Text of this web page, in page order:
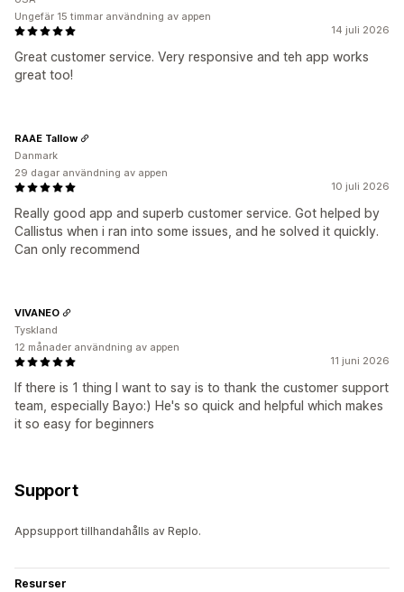
14 juli 2026
Great customer service. Very responsive and teh app works
great too!
Ungefär 15 timmar användning av appen
10 juli 2026
Really good app and superb customer service. Got helped by
Callistus when i ran into some issues, and he solved it quickly.
Can only recommend
RAAE Tallow
Danmark
29 dagar användning av appen
11 juni 2026
If there is 1 thing I want to say is to thank the customer support
team, especially Bayo:) He's so quick and helpful which makes
it so easy for beginners
VIVANEO
Tyskland
12 månader användning av appen
Support
Appsupport tillhandahålls av Replo.
Resurser